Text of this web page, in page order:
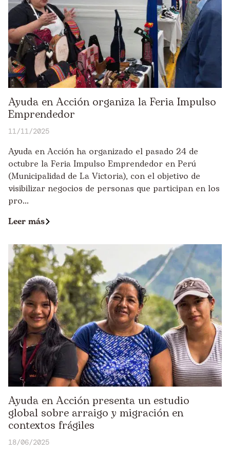
Ayuda en Acción organiza la Feria Impulso
Emprendedor
11/11/2025
Ayuda en Acción ha organizado el pasado 24 de
octubre la Feria Impulso Emprendedor en Perú
(Municipalidad de La Victoria), con el objetivo de
visibilizar negocios de personas que participan en los
pro...
Leer más
Ayuda en Acción presenta un estudio
global sobre arraigo y migración en
contextos frágiles
18/06/2025